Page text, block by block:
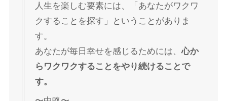
人生を楽しむ要素には、「あなたがワクワ
クすることを探す」ということがありま
す。
あなたが毎日幸せを感じるためには、心か
らワクワクすることをやり続けることで
す。